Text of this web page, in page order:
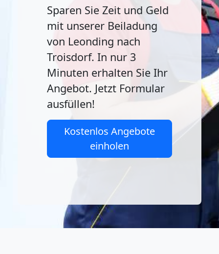
Sparen Sie Zeit und Geld
mit unserer Beiladung
von Leonding nach
Troisdorf. In nur 3
Minuten erhalten Sie Ihr
Angebot. Jetzt Formular
ausfüllen!
Kostenlos Angebote
einholen